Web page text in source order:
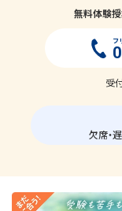
無料体験
フ
受
欠席・